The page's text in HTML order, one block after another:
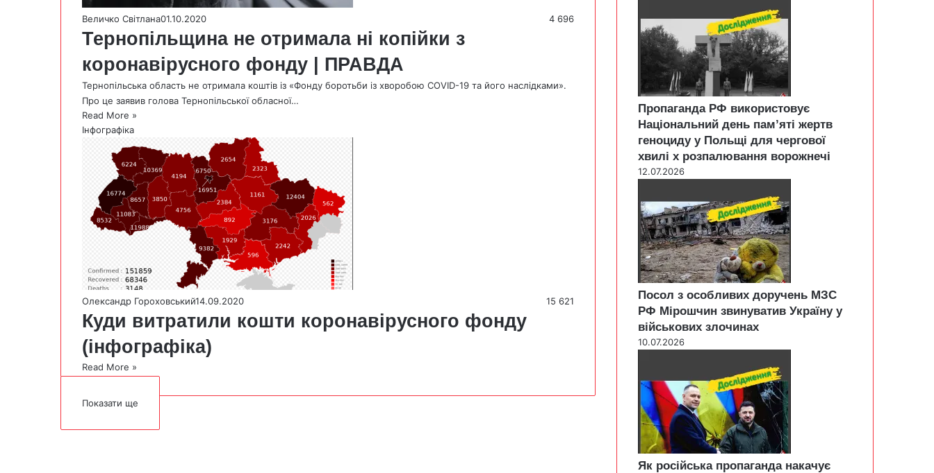
Величко Світлана01.10.2020 4 696
Тернопільщина не отримала ні копійки з
коронавірусного фонду | ПРАВДА
Тернопільська область не отримала коштів із «Фонду боротьби із хворобою COVID-19 та його наслідками».
Про це заявив голова Тернопільської обласної…
Read More »
Інфографіка
Олександр Гороховський14.09.2020 15 621
Куди витратили кошти коронавірусного фонду
(інфографіка)
Read More »
Показати ще
Пропаганда РФ використовує
Національний день пам’яті жертв
геноциду у Польщі для чергової
хвилі х розпалювання ворожнечі
12.07.2026
Посол з особливих доручень МЗС
РФ Мірошчин звинуватив Україну у
військових злочинах
10.07.2026
Як російська пропаганда накачує